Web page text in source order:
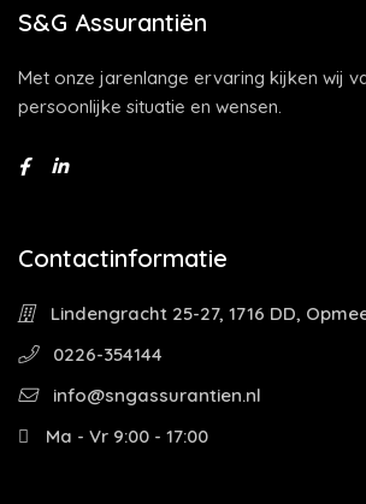
S&G Assurantiën
Met onze jarenlange ervaring kijken wij
persoonlijke situatie en wensen.
Contactinformatie
Lindengracht 25-27, 1716 DD,
0226-354144
info@sngassurantien.nl
Ma - Vr 9:00 - 17:00